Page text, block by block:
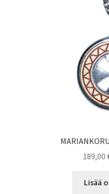
189,00
Lisää